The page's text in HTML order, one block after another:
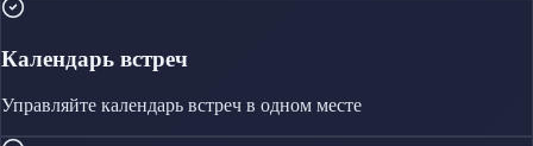
Календарь встреч
Управляйте календарь встреч в одном месте